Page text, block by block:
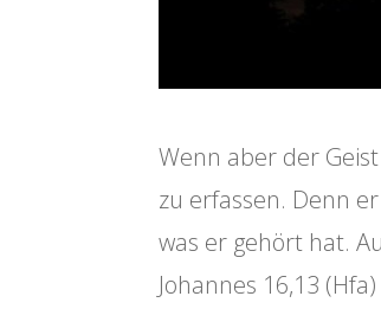
Wenn aber der
zu erfassen. Denn
was er gehört hat.
Johannes 16,13 (Hfa)